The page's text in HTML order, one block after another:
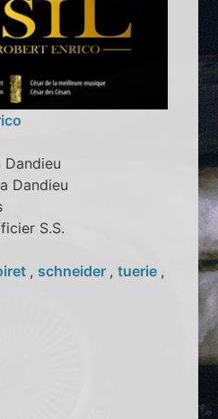
Dandieu
Dandieu
S.S.
, schneider ,tuerie ,